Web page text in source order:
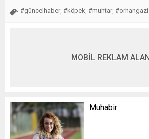
#güncelhaber, #köpek, #muhtar, #orhangazi
MOBİL REKLAM ALANI
Muhabir